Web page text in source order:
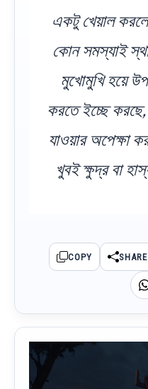
একটু খেয়াল
কোন সমস্যাই
মুখোমুখি হয়ে
করতে ইচ্ছে করছে,
যাওয়ার অপেক্ষা
খুবই ক্ষুদ্র বা
COPY SHARE